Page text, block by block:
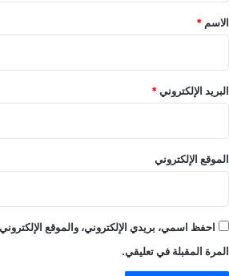
*
الاسم *
البريد الإلكتروني*
الموقع الإلكتروني
احفظ اسمي، بريدي الإلكتروني، والموقع
المرة المقبلة في تعليقي.